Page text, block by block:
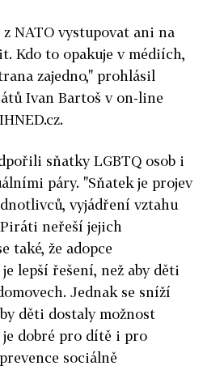
NATO vystupovat ani na
Kdo to opakuje v médiích,
zajedno," prohlásil
Ivan Bartoš v on-line
sňatky LGBTQ osob i
páry. "Sňatek je projev
vyjádření vztahu
neřeší jejich
také, že adopce
lepší řešení, než aby děti
Jednak se sníží
děti dostaly možnost
dobré pro dítě i pro
sociálně